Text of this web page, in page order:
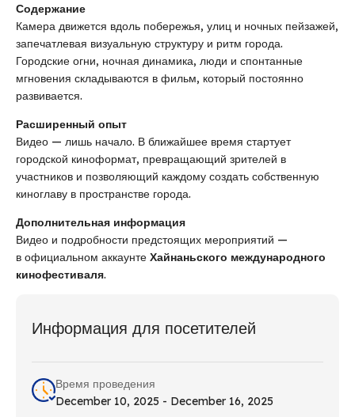
Содержание
Камера движется вдоль побережья, улиц и ночных пейзажей,
запечатлевая визуальную структуру и ритм города.
Городские огни, ночная динамика, люди и спонтанные
мгновения складываются в фильм, который постоянно
развивается.
Расширенный опыт
Видео — лишь начало. В ближайшее время стартует
городской киноформат, превращающий зрителей в
участников и позволяющий каждому создать собственную
киноглаву в пространстве города.
Дополнительная информация
Видео и подробности предстоящих мероприятий —
в официальном аккаунте Хайнаньского международного
кинофестиваля.
Информация для посетителей
Время проведения
December 10, 2025 - December 16, 2025